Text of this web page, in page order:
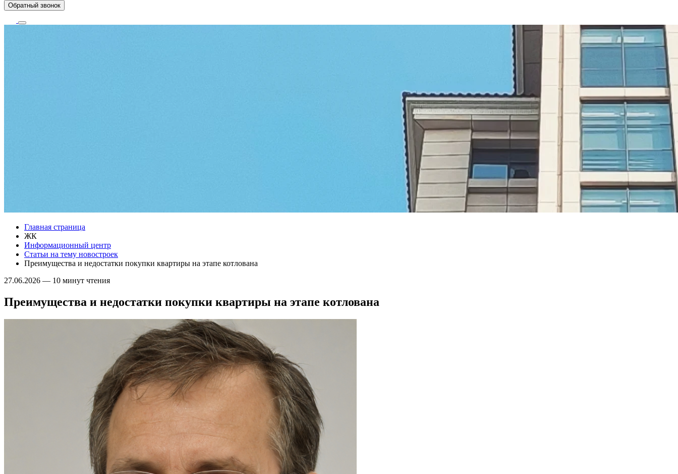
Обратный звонок
Главная страница
ЖК
Информационный центр
Статьи на тему новостроек
Преимущества и недостатки покупки квартиры на этапе котлована
27.06.2026 — 10 минут чтения
Преимущества и недостатки покупки квартиры на этапе котлована